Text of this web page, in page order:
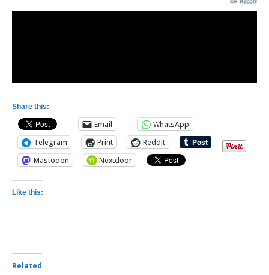
Share this:
Email
WhatsApp
Telegram
Print
Reddit
Mastodon
Nextdoor
Like this:
Related